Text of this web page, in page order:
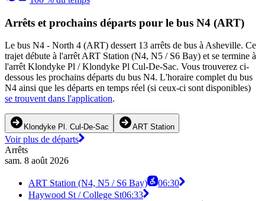
Arrêts et prochains départs pour le bus N4 (ART)
Le bus N4 - North 4 (ART) dessert 13 arrêts de bus à Asheville. Ce
trajet débute à l'arrêt ART Station (N4, N5 / S6 Bay) et se termine à
l'arrêt Klondyke Pl / Klondyke Pl Cul-De-Sac. Vous trouverez ci-
dessous les prochains départs du bus N4. L'horaire complet du bus
N4 ainsi que les départs en temps réel (si ceux-ci sont disponibles)
se trouvent dans l'application.
Klondyke Pl. Cul-De-Sac ART Station
Voir plus de départs
Arrêts
sam. 8 août 2026
ART Station (N4, N5 / S6 Bay)
06:30
Haywood St / College St06:33